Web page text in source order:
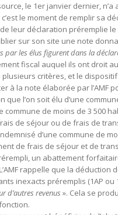
le 1er janvier dernier,
le moment de remplir sa
leur déclaration préremplie
sur son site une note
par les élus figurent dans la
fiscal auquel ils ont droit
critères, et le
à la note élaborée par l’AMF
l’on soit élu d’une
de moins de 3 500
de séjour ou de frais de
d’une commune de
de frais de séjour et de
un abattement
rappelle que la
inexacts préremplis (1AP ou
d’autres revenus ». Cela se